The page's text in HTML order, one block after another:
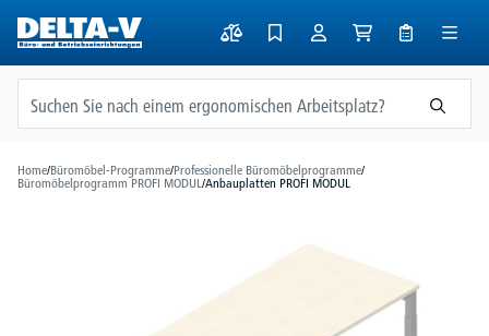
springen
Home/Büromöbel-Programme/Professionelle Büromöbelprogramme/
Büromöbelprogramm PROFI MODUL/Anbauplatten PROFI MODUL